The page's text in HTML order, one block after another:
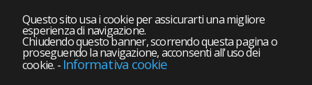
Questo sito usa i cookie per assicurarti una migliore
esperienza di navigazione.
Chiudendo questo banner, scorrendo questa pagina o
proseguendo la navigazione, acconsenti all'uso dei
cookie. - Informativa cookie